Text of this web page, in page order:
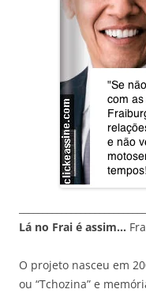
Lá no Frai é assim…
O projeto nasceu em
ou “Tchozina” e